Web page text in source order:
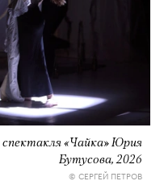
спектакля «Чайка» Юрия
Бутусова, 2026
© СЕРГЕЙ ПЕТРОВ